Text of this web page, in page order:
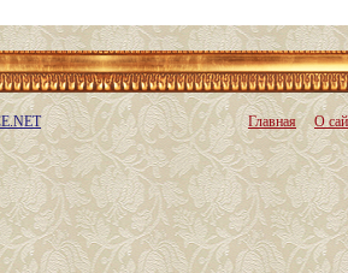
Главная О